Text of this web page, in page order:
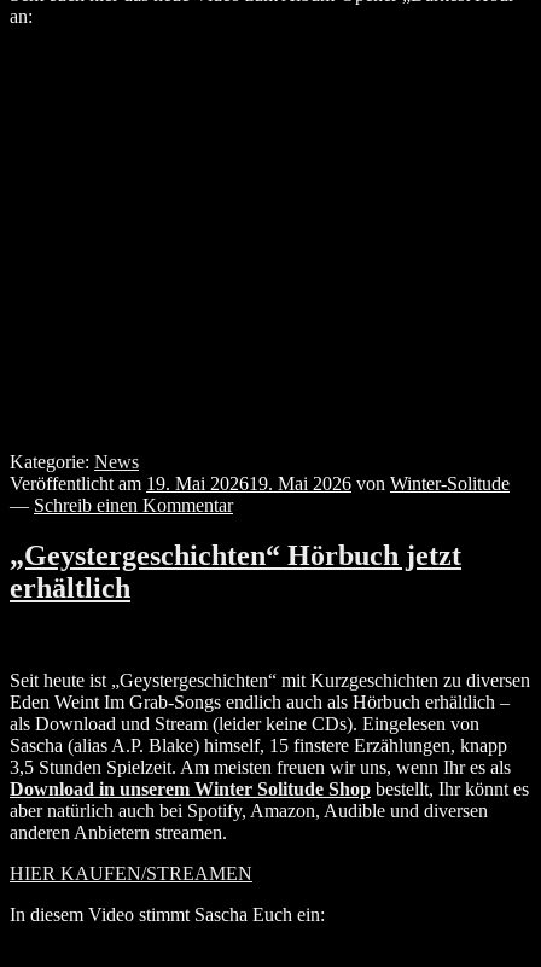
an:
Kategorie: News
Veröffentlicht am 19. Mai 202619. Mai 2026 von Winter-Solitude
— Schreib einen Kommentar
„Geystergeschichten“ Hörbuch jetzt
erhältlich
Seit heute ist „Geystergeschichten“ mit Kurzgeschichten zu diversen
Eden Weint Im Grab-Songs endlich auch als Hörbuch erhältlich –
als Download und Stream (leider keine CDs). Eingelesen von
Sascha (alias A.P. Blake) himself, 15 finstere Erzählungen, knapp
3,5 Stunden Spielzeit. Am meisten freuen wir uns, wenn Ihr es als
Download in unserem Winter Solitude Shop bestellt, Ihr könnt es
aber natürlich auch bei Spotify, Amazon, Audible und diversen
anderen Anbietern streamen.
HIER KAUFEN/STREAMEN
In diesem Video stimmt Sascha Euch ein: